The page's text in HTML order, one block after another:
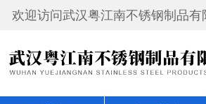
欢迎访问武汉粤江南不锈钢制品有